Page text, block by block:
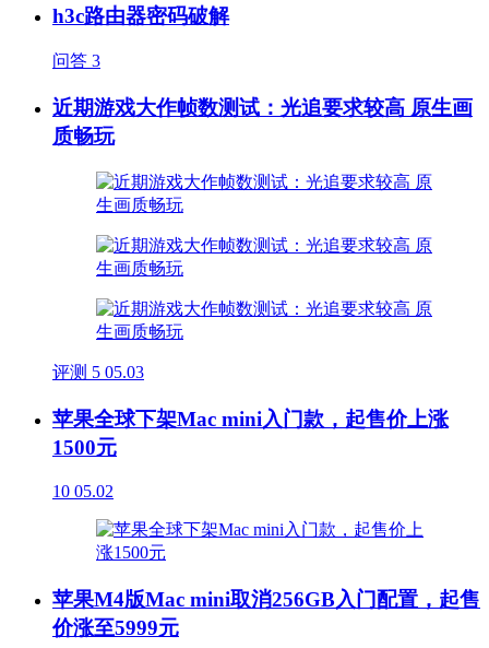
h3c路由器密码破解
问答 3
近期游戏大作帧数测试：光追要求较高 原生画
质畅玩
评测 5 05.03
苹果全球下架Mac mini入门款，起售价上涨
1500元
10 05.02
苹果M4版Mac mini取消256GB入门配置，起售
价涨至5999元